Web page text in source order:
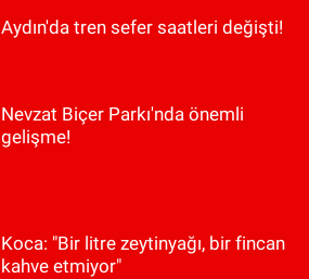
Aydın'da tren sefer saatleri değişti!
Nevzat Biçer Parkı'nda önemli
gelişme!
Koca: "Bir litre zeytinyağı, bir fincan
kahve etmiyor"